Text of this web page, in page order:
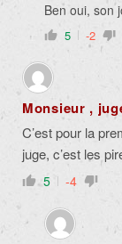
Ben oui, son
5 -2
Monsieur ,
C’est pour la
juge, c’est les
5 -4